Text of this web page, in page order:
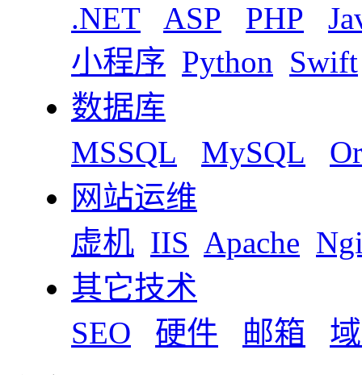
.NET
ASP PHP
小程序 Python Swift
数据库
MSSQL
MySQL
网站运维
虚机 IIS Apache
其它技术
SEO
硬件 邮箱